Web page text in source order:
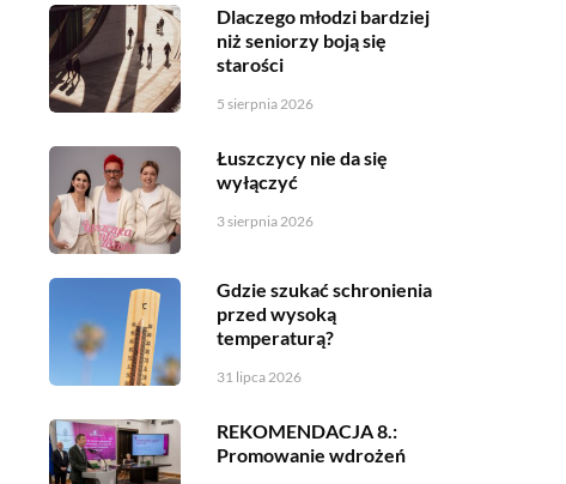
Dlaczego młodzi bardziej
niż seniorzy boją się
starości
5 sierpnia 2026
Łuszczycy nie da się
wyłączyć
3 sierpnia 2026
Gdzie szukać schronienia
przed wysoką
temperaturą?
31 lipca 2026
REKOMENDACJA 8.:
Promowanie wdrożeń